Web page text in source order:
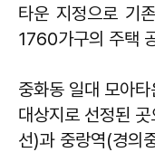
타운 지정으로 기
1760가구의 주택
중화동 일대 모아
대상지로 선정된
선)과 중랑역(경의